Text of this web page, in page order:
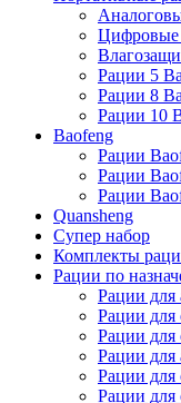
Цифровые
Рации 5
Рации 8
Рации 10
Baofeng
Рации
Рации
Рации
Quansheng
Супер набор
Комплекты
Рации по
Рации для
Рации для
Рации для
Рации для
Рации для
Рации для